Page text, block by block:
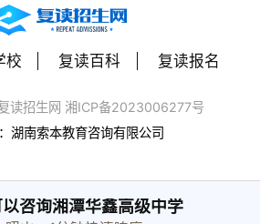
校 复读百科 复读报名
招生网 湘ICP备2023006277号
湖南索本教育咨询有限公司
咨询湘潭华鑫高级中学